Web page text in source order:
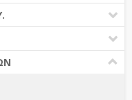
-19
2016